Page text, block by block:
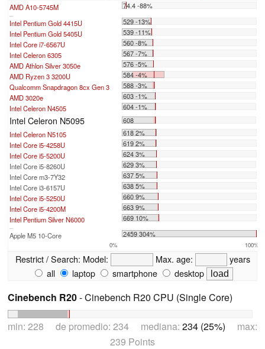
AMD A10-5745M 74.4 -88%
...
Intel Pentium Gold 4415U
529 -13%
Intel Pentium Gold 5405U
539 -11%
Intel Core i7-6567U
560 -8%
Intel Celeron 6305
567 -7%
AMD Athlon Silver 3050e
576 -5%
AMD Ryzen 3 3200U
584 -4%
Qualcomm Snapdragon 8cx Gen 3
588 -3%
AMD 3020e
603 -1%
Intel Celeron N4505
604 -1%
Intel Celeron N5095
608
Intel Celeron N5105
618 2%
Intel Core i5-4258U
619 2%
Intel Core i5-5200U
624 3%
Intel Core i5-8260U
629 3%
Intel Core m3-7Y32
637 5%
Intel Core i3-6157U
638 5%
Intel Core i5-5250U
660 9%
Intel Core i5-4200M
663 9%
Intel Pentium Silver N6000
669 10%
...
Apple M5 10-Core 2459 304%
0% 100%
Restrict / Search: Model: Max. age:
years
all
laptop smartphone desktop
Cinebench R20- Cinebench R20 CPU (Single Core)
min: 228 de promedio: 234 mediana: 234 (25%) max:
239 Points